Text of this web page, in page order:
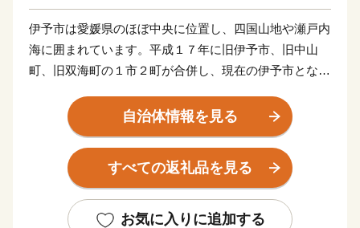
伊予市は愛媛県のほぼ中央に位置し、四国山地や瀬戸内
海に囲まれています。平成１７年に旧伊予市、旧中山
町、旧双海町の１市２町が合併し、現在の伊予市となり
車で２５分ほど。アクセスも良く住みやすいまちです。
伊予市の中心地郡中（ぐんちゅう）は商人の町として栄
え、大手の鰹節企業の工場や、小さな乾物商店までそろ
さい）まつりでは県下でも有数の規模の花火大会が行わ
自治体情報を見る
すべての返礼品を見る
お気に入りに追加する